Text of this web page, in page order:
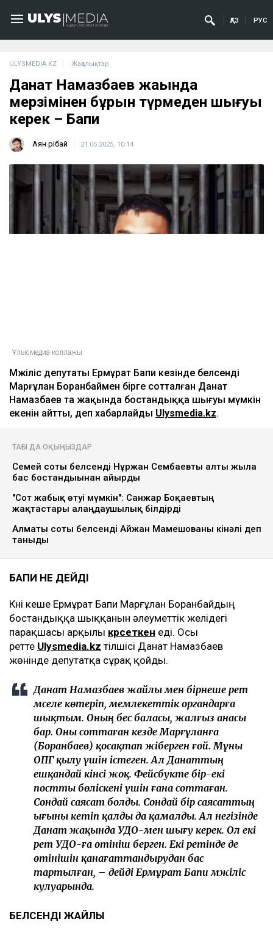
ҚАЗ РУС
ULYSMEDIA.KZ Жаңалықтар
Данат Намазбаев жақында
мерзімінен бұрын түрмеден шығуы
керек – Бапи
Аян Өрібай 21.05.2025, 10:14
Ұлысмедиа коллажы
Мәжіліс депутаты Ермұрат Бапи кезінде белсенді
Марғұлан Боранбаймен бірге сотталған Данат
Намазбаев та жақында бостандыққа шығуы мүмкін
екенін айтты, деп хабарлайды Ulysmedia.kz.
ТАҒЫ ДА ОҚЫҢЫЗДАР
Семей соты белсенді Нұржан Сембаевты алты жылға
бас бостандығынан айырды
"Сот жабық өтуі мүмкін": Санжар Боқаевтың
жақтастары алаңдаушылық білдірді
Алматы соты белсенді Айжан Мамешованы кінәлі деп
таныды
БАПИ НЕ ДЕЙДІ
Күні кеше Ермұрат Бапи Марғұлан Боранбайдың
бостандыққа шыққанын әлеуметтік желідегі
парақшасы арқылы көрсеткен еді. Осы
ретте Ulysmedia.kz тілшісі Данат Намазбаев
жөнінде депутатқа сұрақ қойды.
Данат Намазбаев жайлы мен бірнеше рет
мәселе көтеріп, мемлекеттік органдарға
шықтым. Оның бес баласы, жалғыз анасы
бар. Оны соттаған кезде Марғұланға
(Боранбаев) қосақтап жіберген ғой. Мұны
ОПГ қылу үшін істеген. Ал Данаттың
ешқандай кінәсі жоқ. Фейсбукте бір-екі
постты бөліскені үшін ғана соттаған.
Сондай саясат болды. Сондай бір саясаттың
ығыны кетіп қалды да қамалды. Ал негізінде
Данат жақында УДО-мен шығу керек. Ол екі
рет УДО-ға өтініш берген. Екі ретінде де
өтінішін қанағаттандырудан бас
тартылған, – дейді Ермұрат Бапи мәжіліс
кулуарында.
БЕЛСЕНДІ ЖАЙЛЫ